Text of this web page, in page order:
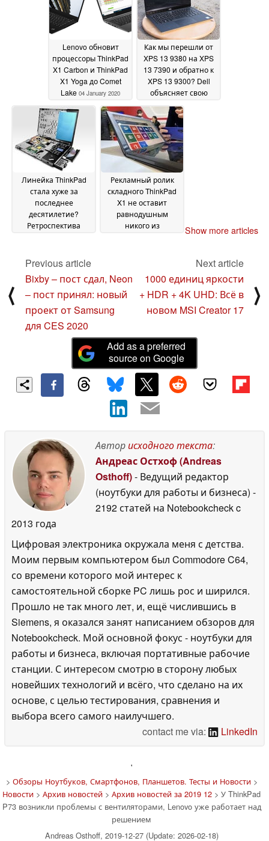
Lenovo обновит
процессоры ThinkPad
X1 Carbon и ThinkPad
X1 Yoga до Comet
Lake 04 January 2020
Как мы перешли от
XPS 13 9380 на XPS
13 7390 и обратно к
XPS 13 9300? Dell
объясняет свою
схему
наименований
January 2020
Линейка ThinkPad
стала хуже за
последнее
десятилетие?
Ретроспектива
Рекламный ролик
складного ThinkPad
X1 не оставит
равнодушным
никого из
Show more articles
⟨
Previous article
Bixby – пост сдал, Neon
– пост принял: новый
проект от Samsung
для CES 2020
Next article
1000 единиц яркости
+ HDR + 4K UHD: Всё в
новом MSI Creator 17
⟩
Add as a preferred
source on Google
Авторисходного текста:
Андреас Остхоф (Andreas
Osthoff)- Ведущий редактор
(ноутбуки для работы и бизнеса) -
2192 статей на Notebookcheckc
2013 года
Цифровая электроника окружала меня с детства.
Моим первым компьютером был Commodore C64,
со времени которого мой интерес к
самостоятельной сборке PC лишь рос и ширился.
Прошло не так много лет, и, ещё числившись в
Siemens, я оказался занят написанием обзоров для
Notebookcheck. Мой основной фокус - ноутбуки для
работы и бизнеса, включая портативные рабочие
станции. С интересом смотрю в сторону любых
новейших технологий и всёго, что сделано на их
основе, с целью тестирования, сравнения и
выбора всего самого наилучшего.
contact me via:
LinkedIn
'
> Обзоры Ноутбуков, Смартфонов, Планшетов. Тесты и Новости>
Новости > Архив новостей > Архив новостей за 2019 12 > У ThinkPad
P73 возникли проблемы с вентиляторами, Lenovo уже работает над
решением
Andreas Osthoff, 2019-12-27 (Update: 2026-02-18)